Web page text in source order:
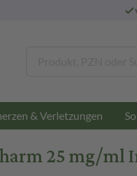
& Verletzungen
25 mg/